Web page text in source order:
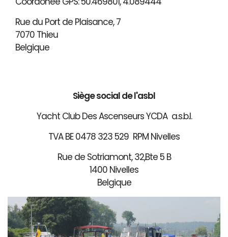
Rue du Port de Plaisance, 7
7070 Thieu
Belgique
Siège social de l'asbl
Yacht Club Des Ascenseurs YCDA a.s.b.l.
TVA BE 0478 323 529 RPM Nivelles
Rue de Sotriamont, 32,Bte 5 B
1400 Nivelles
Belgique